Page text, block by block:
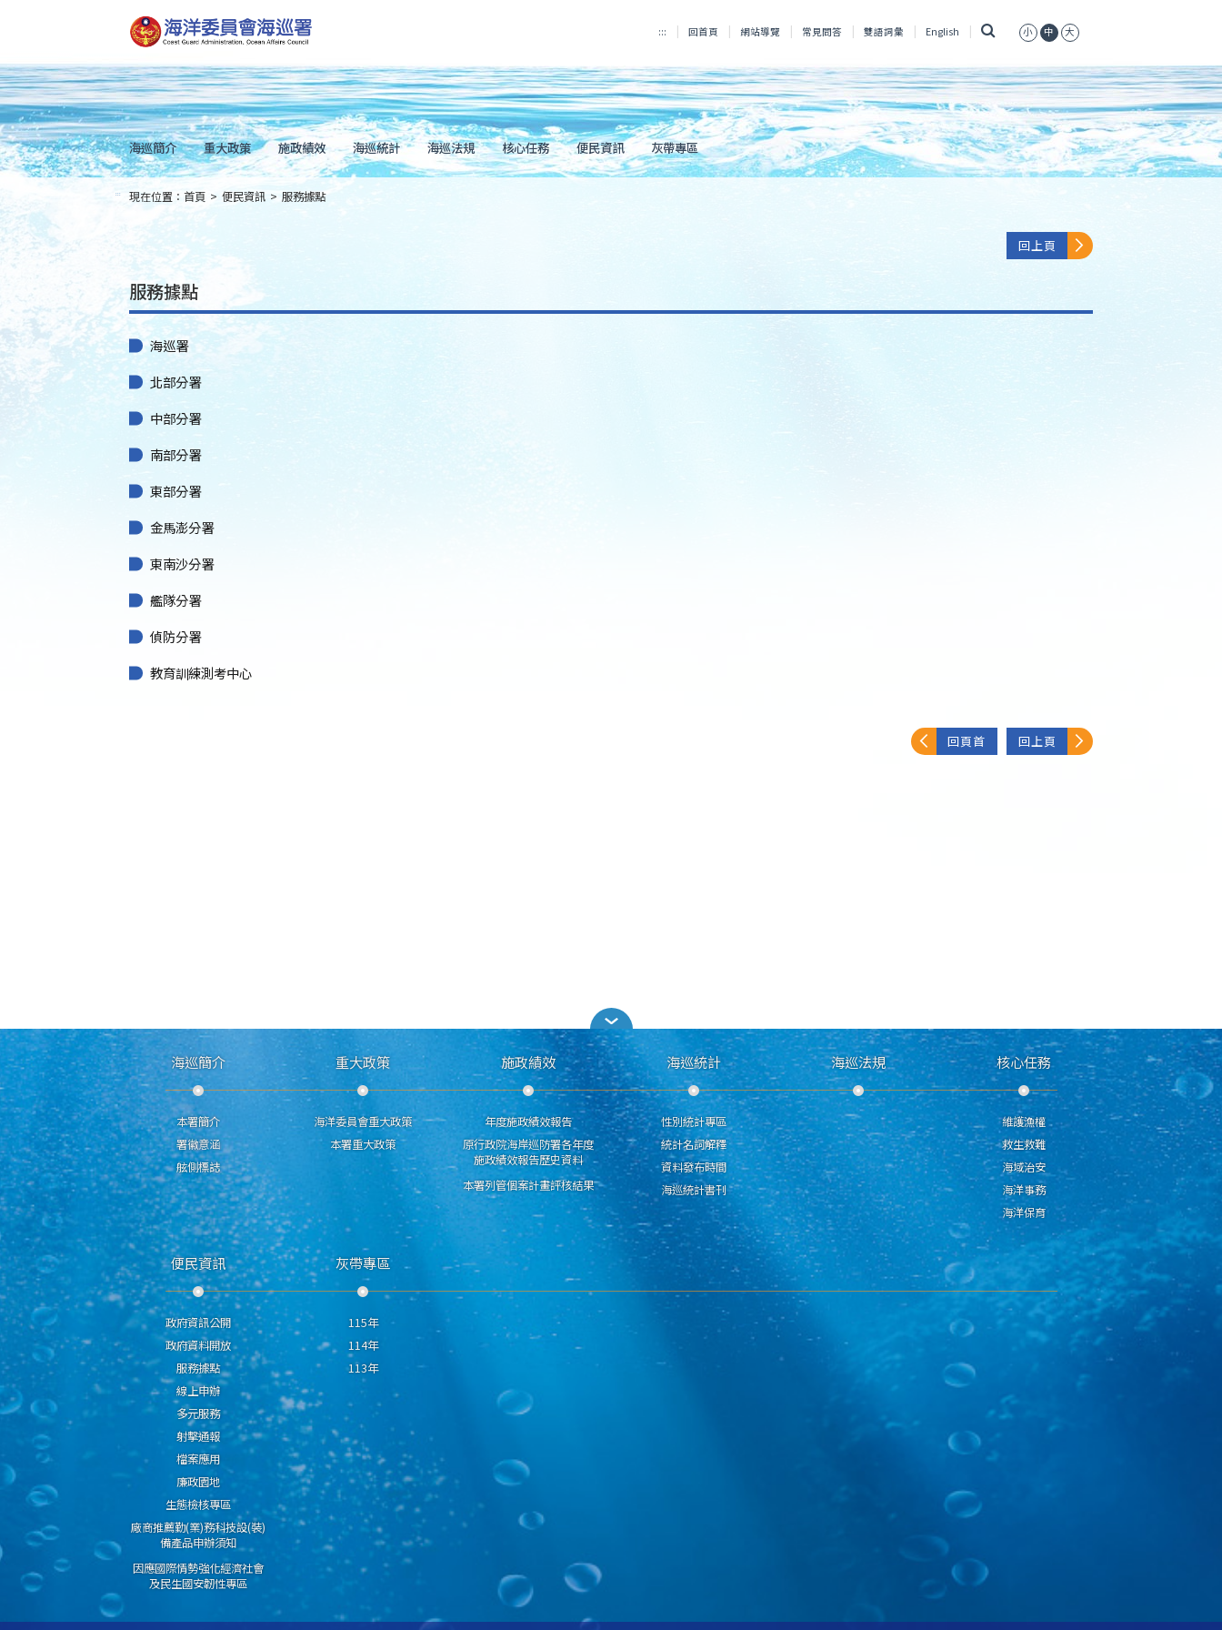
到
主
內
容
Skip
to
main
content
::: 回首頁 網站導覽 常見問答 雙語詞彙 English 小 中 大
海巡簡介 重大政策 施政績效 海巡統計 海巡法規 核心任務 便民資訊 灰帶專區
::: 現在位置： 首頁 > 便民資訊 > 服務據點
回上頁
服務據點
海巡署
北部分署
中部分署
南部分署
東部分署
金馬澎分署
東南沙分署
艦隊分署
偵防分署
教育訓練測考中心
回頁首 回上頁
海巡簡介
本署簡介
署徽意涵
舷側標誌
重大政策
海洋委員會重大政策
本署重大政策
施政績效
年度施政績效報告
原行政院海岸巡防署各年度
施政績效報告歷史資料
本署列管個案計畫評核結果
海巡統計
性別統計專區
統計名詞解釋
資料發布時間
海巡統計書刊
海巡法規 核心任務
維護漁權
救生救難
海域治安
海洋事務
海洋保育
便民資訊
政府資訊公開
政府資料開放
服務據點
線上申辦
多元服務
射擊通報
檔案應用
廉政園地
生態檢核專區
廠商推薦勤(業)務科技設(裝)
備產品申辦須知
因應國際情勢強化經濟社會
及民生國安韌性專區
灰帶專區
115年
114年
113年